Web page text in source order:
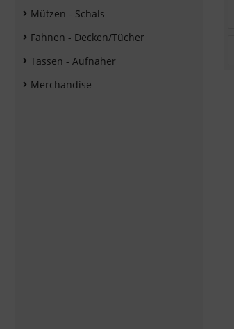
Mützen - Schals
Fahnen - Decken/Tücher
Tassen - Aufnäher
Merchandise